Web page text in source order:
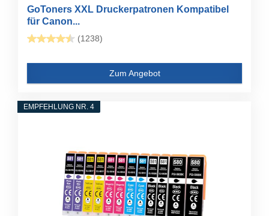
GoToners XXL Druckerpatronen Kompatibel
für Canon...
(1238)
Zum Angebot
EMPFEHLUNG NR. 4